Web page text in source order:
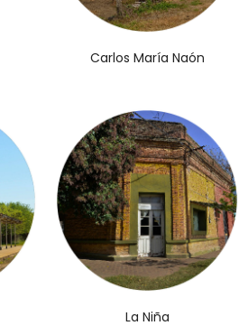
Carlos María Naón
La Niña